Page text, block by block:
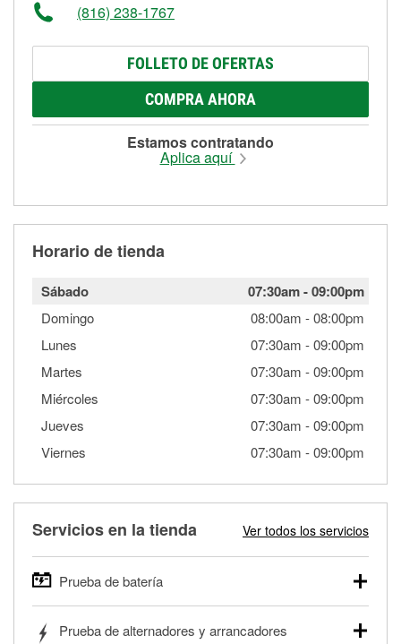
(816) 238-1767
FOLLETO DE OFERTAS
COMPRA AHORA
Estamos contratando
Aplica aquí
Horario de tienda
Sábado 07:30am-09:00pm
Domingo 08:00am -08:00pm
Lunes
07:30am -09:00pm
Martes
07:30am -09:00pm
Miércoles
07:30am -09:00pm
Jueves
07:30am -09:00pm
Viernes
07:30am -09:00pm
Servicios en la tienda Ver todos los servicios
Prueba de batería
autos, camionetas, SUVs, vehículos comerciales y
Prueba de alternadores y arrancadores